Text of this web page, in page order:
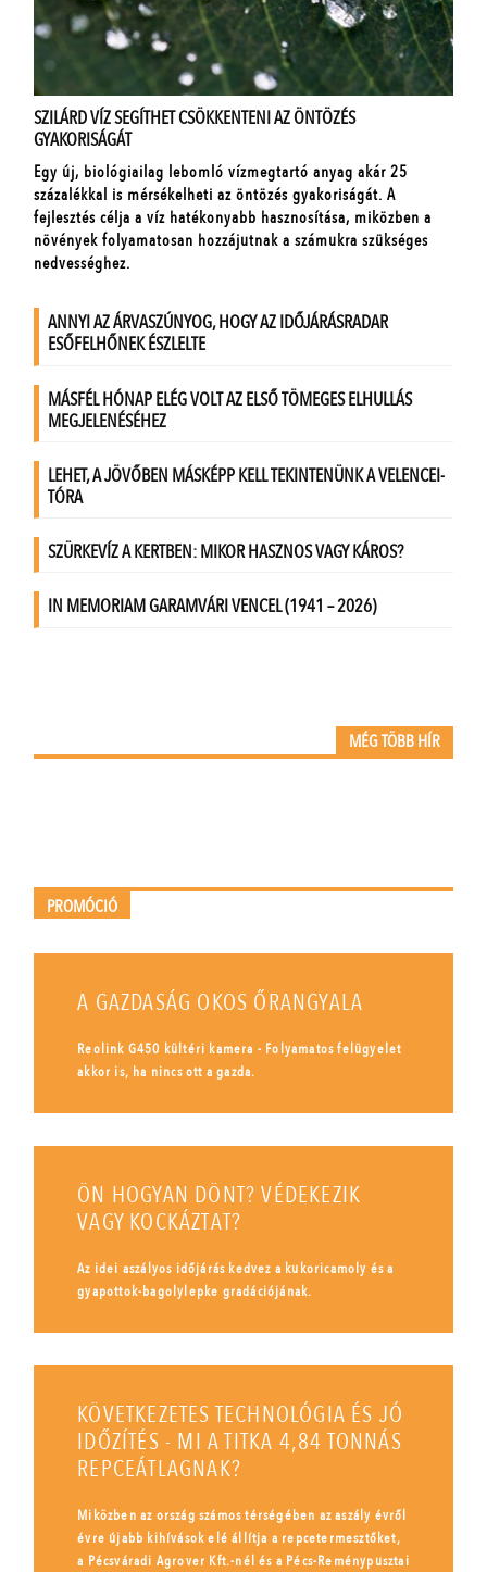
MÉG TÖBB HÍR
PROMÓCIÓ
A GAZDASÁG OKOS ŐRANGYALA
Reolink G450 kültéri kamera - Folyamatos felügyelet
akkor is, ha nincs ott a gazda.
ÖN HOGYAN DÖNT? VÉDEKEZIK
VAGY KOCKÁZTAT?
Az idei aszályos időjárás kedvez a kukoricamoly és a
gyapottok-bagolylepke gradációjának.
KÖVETKEZETES TECHNOLÓGIA ÉS JÓ
IDŐZÍTÉS - MI A TITKA 4,84 TONNÁS
REPCEÁTLAGNAK?
Miközben az ország számos térségében az aszály évről
évre újabb kihívások elé állítja a repcetermesztőket,
a Pécsváradi Agrover Kft.-nél és a Pécs-Reménypusztai